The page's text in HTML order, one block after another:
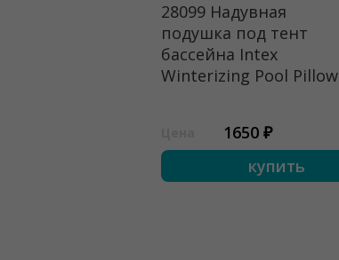
28099 Надувная
подушка под тент
бассейна Intex
Winterizing Pool Pillow
1650 ₽
купить